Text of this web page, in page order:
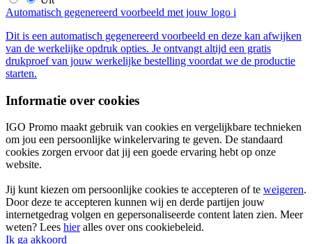
Automatisch gegenereerd voorbeeld met jouw logo i
Dit is een automatisch gegenereerd voorbeeld en deze kan afwijken
van de werkelijke opdruk opties. Je ontvangt altijd een gratis
drukproef van jouw werkelijke bestelling voordat we de productie
starten.
Informatie over cookies
IGO Promo maakt gebruik van cookies en vergelijkbare technieken
om jou een persoonlijke winkelervaring te geven. De standaard
cookies zorgen ervoor dat jij een goede ervaring hebt op onze
website.
Jij kunt kiezen om persoonlijke cookies te accepteren of te weigeren.
Door deze te accepteren kunnen wij en derde partijen jouw
internetgedrag volgen en gepersonaliseerde content laten zien. Meer
weten? Lees hieralles over ons cookiebeleid.
Ik ga akkoord